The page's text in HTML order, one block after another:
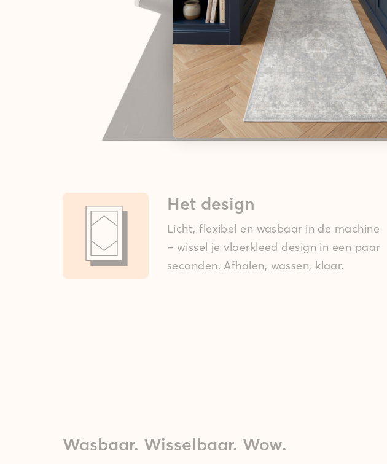
Het design
Licht, flexibel en wasbaar in de machine
– wissel je vloerkleed design in een paar
seconden. Afhalen, wassen, klaar.
Wasbaar. Wisselbaar. Wow.